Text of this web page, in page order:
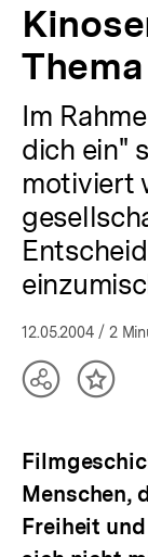
Im
dich ein"
motiviert
12.05.2004 / 2
TeilenInhalt
Menschen,
Freiheit